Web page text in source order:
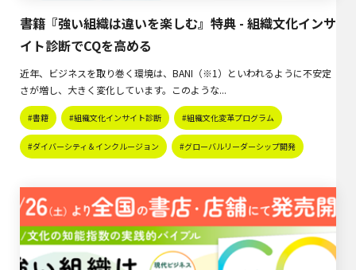
書籍『強い組織は違いを楽しむ』特典 - 組織文化インサ
イト診断でCQを高める
近年、ビジネスを取り巻く環境は、BANI（※1）といわれるように不安定
さが増し、大きく変化しています。このような...
#書籍 #組織文化インサイト診断 #組織文化変革プログラム
#ダイバーシティ＆インクルージョン #グローバルリーダーシップ開発